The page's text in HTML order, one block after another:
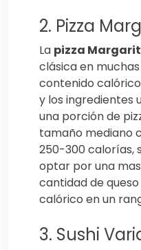
2. Pizza
La pizza
clásica en
contenido
y los ingredientes
una porción de
tamaño mediano
250-300 calorías,
optar por una
cantidad de
calórico en un
3. Sushi